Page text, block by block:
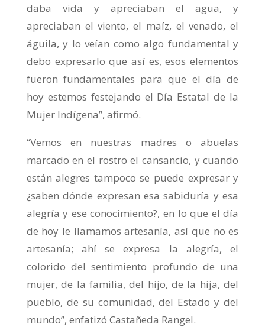
daba vida y apreciaban el agua, y
apreciaban el viento, el maíz, el venado, el
águila, y lo veían como algo fundamental y
debo expresarlo que así es, esos elementos
fueron fundamentales para que el día de
hoy estemos festejando el Día Estatal de la
Mujer Indígena”, afirmó.
“Vemos en nuestras madres o abuelas
marcado en el rostro el cansancio, y cuando
están alegres tampoco se puede expresar y
¿saben dónde expresan esa sabiduría y esa
alegría y ese conocimiento?, en lo que el día
de hoy le llamamos artesanía, así que no es
artesanía; ahí se expresa la alegría, el
colorido del sentimiento profundo de una
mujer, de la familia, del hijo, de la hija, del
pueblo, de su comunidad, del Estado y del
mundo”, enfatizó Castañeda Rangel.